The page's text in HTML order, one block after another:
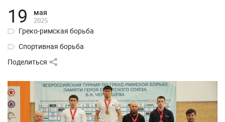
19 мая
2025
Греко-римская борьба
Спортивная борьба
Поделиться